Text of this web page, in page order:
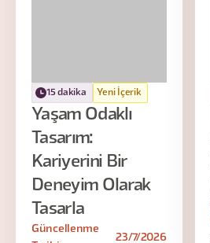
15 dakika Yeni İçerik
Yaşam Odaklı
Tasarım:
Kariyerini Bir
Deneyim Olarak
Tasarla
Güncellenme
23/7/2026